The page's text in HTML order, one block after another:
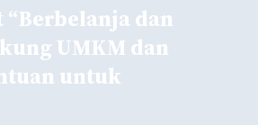
“Berbelanja dan
UMKM dan
untuk